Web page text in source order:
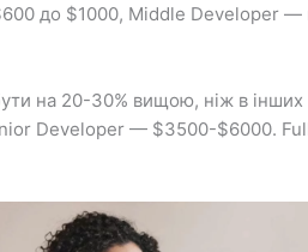
до $1000, Middle
на 20-30% вищою, ніж в
Developer — $3500-$6000.